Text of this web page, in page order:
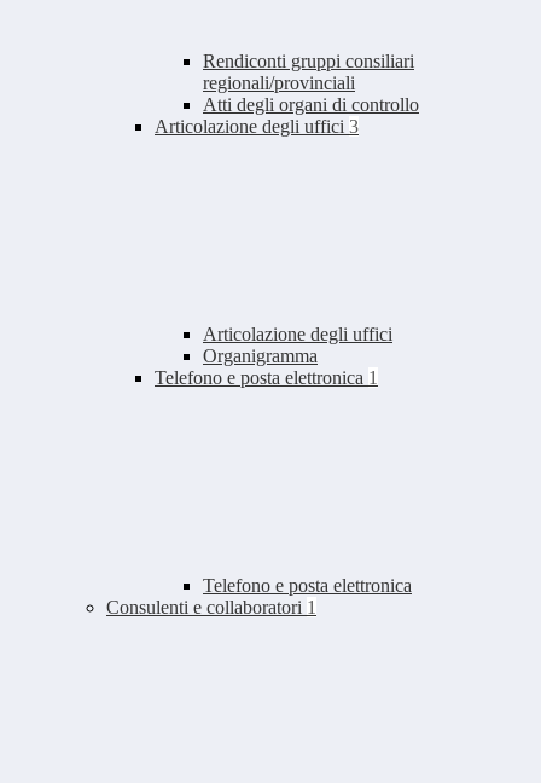
Rendiconti gruppi consiliari
regionali/provinciali
Atti degli organi di controllo
Articolazione degli uffici 3
Articolazione degli uffici
Organigramma
Telefono e posta elettronica 1
Telefono e posta elettronica
Consulenti e collaboratori 1